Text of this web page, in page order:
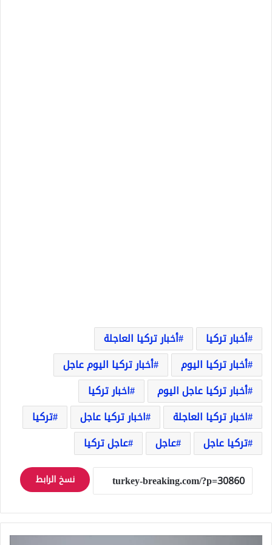
أخبار تركيا
أخبار تركيا العاجلة
أخبار تركيا اليوم
أخبار تركيا اليوم عاجل
أخبار تركيا عاجل اليوم
اخبار تركيا
اخبار تركيا العاجلة
اخبار تركيا عاجل
تركيا
تركيا عاجل
عاجل عاجل تركيا
نسخ الرابط
الجيش